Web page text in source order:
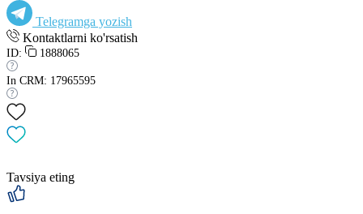
Telegramga yozish
Kontaktlarni ko'rsatish
ID: 1888065
In CRM: 17965595
Tavsiya eting